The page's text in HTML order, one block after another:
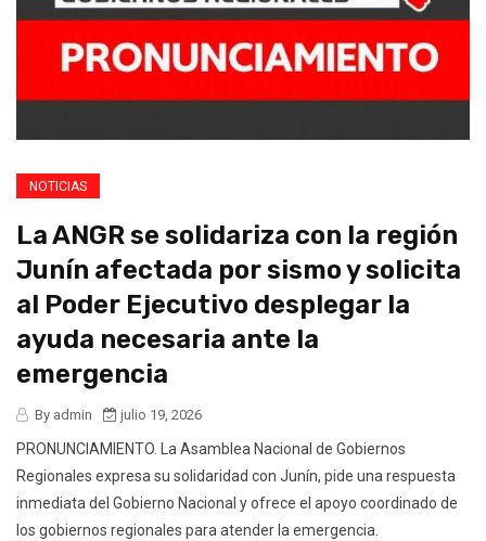
NOTICIAS
La ANGR se solidariza con la región
Junín afectada por sismo y solicita
al Poder Ejecutivo desplegar la
ayuda necesaria ante la
emergencia
By admin julio 19, 2026
PRONUNCIAMIENTO. La Asamblea Nacional de Gobiernos
Regionales expresa su solidaridad con Junín, pide una respuesta
inmediata del Gobierno Nacional y ofrece el apoyo coordinado de
los gobiernos regionales para atender la emergencia.